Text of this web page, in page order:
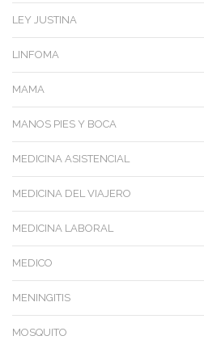
LEY JUSTINA
LINFOMA
MAMA
MANOS PIES Y BOCA
MEDICINA ASISTENCIAL
MEDICINA DEL VIAJERO
MEDICINA LABORAL
MEDICO
MENINGITIS
MOSQUITO